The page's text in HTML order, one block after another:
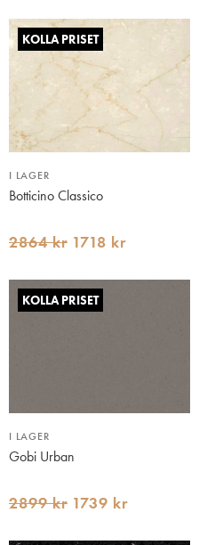
KOLLA PRISET
I LAGER
Botticino Classico
2864 kr 1718 kr
KOLLA PRISET
I LAGER
Gobi Urban
2899 kr 1739 kr